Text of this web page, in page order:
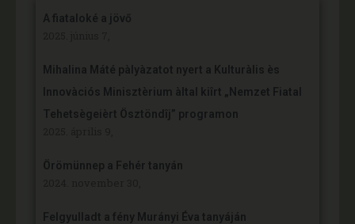
A fiataloké a jövő
Mihalina Máté pàlyàzatot nyert a Kulturàlis ès
Innovàciós Minisztèrium àltal kiîrt „Nemzet Fiatal
Tehetsègeièrt Ösztöndîj” programon
Örömünnep a Fehér tanyán
Felgyulladt a fény Murányi Éva tanyáján